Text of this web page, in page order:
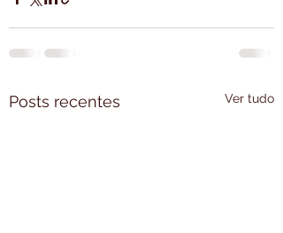
Posts recentes Ver tudo